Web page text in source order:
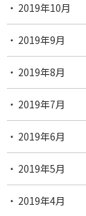
2019年10月
2019年9月
2019年8月
2019年7月
2019年6月
2019年5月
2019年4月